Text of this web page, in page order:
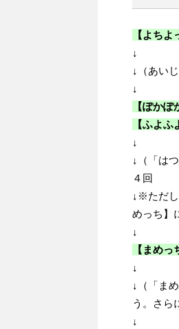
【よちよ
↓
↓
（あい
↓
【ぽかぽ
【ふよふ
↓
↓
（「は
４回
↓ ※ただし
めっち】
↓
【まめっ
↓
↓
（「ま
う。さら
↓